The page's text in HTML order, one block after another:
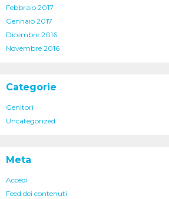
Febbraio 2017
Gennaio 2017
Dicembre 2016
Novembre 2016
Categorie
Genitori
Uncategorized
Meta
Accedi
Feed dei contenuti